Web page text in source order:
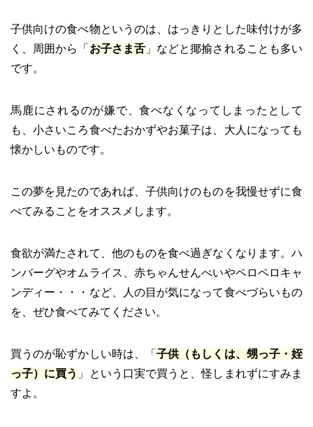
子供向けの食べ物というのは、はっきりとした味付けが多
く、周囲から「 お子さま舌」などと揶揄されることも多い
です。
馬鹿にされるのが嫌で、食べなくなってしまったとして
も、小さいころ食べたおかずやお菓子は、大人になっても
懐かしいものです。
この夢を見たのであれば、子供向けのものを我慢せずに食
べてみることをオススメします。
食欲が満たされて、他のものを食べ過ぎなくなります。ハ
ンバーグやオムライス、赤ちゃんせんべいやペロペロキャ
ンディー・・・など、人の目が気になって食べづらいもの
を、ぜひ食べてみてください。
買うのが恥ずかしい時は、「子供（もしくは、甥っ子・姪
っ子）に買う 」という口実で買うと、怪しまれずにすみま
すよ。